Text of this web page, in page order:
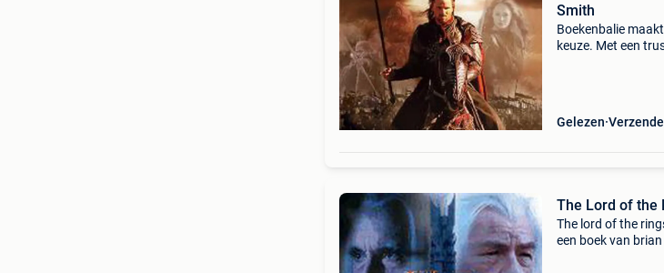
Smith
Boekenbalie
keuze. Met een
Gelezen
The Lord of the
The lord of the
een boek van brian